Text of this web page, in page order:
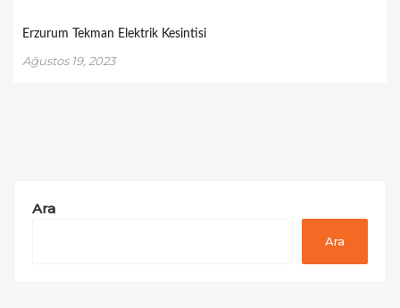
Erzurum Tekman Elektrik Kesintisi
Ağustos 19, 2023
Ara
Ara